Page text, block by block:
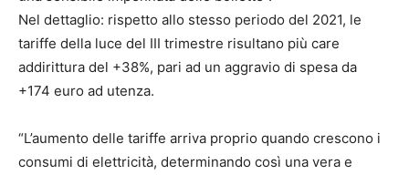
Nel dettaglio: rispetto allo stesso periodo del 2021, le
tariffe della luce del III trimestre risultano più care
addirittura del +38%, pari ad un aggravio di spesa da
+174 euro ad utenza.
“L’aumento delle tariffe arriva proprio quando crescono i
consumi di elettricità, determinando così una vera e